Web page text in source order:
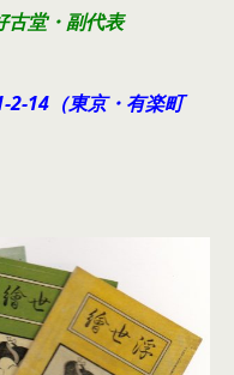
好古堂・副代表
2-14（東京・有楽町